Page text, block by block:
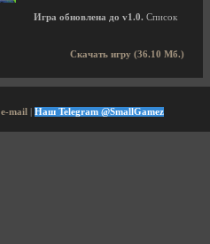
Игра обновлена до v1.0. Список
Скачать игру (36.10 Мб.)
e-mail Наш Telegram @SmallGamez